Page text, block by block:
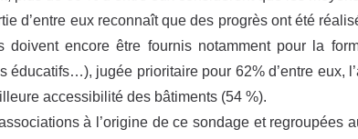
d’entre eux reconnaît que des progrès ont été
doivent encore être fournis notamment pour la
éducatifs…), jugée prioritaire pour 62% d’entre eux,
accessibilité des bâtiments (54 %).
à l’origine de ce sondage et regroupées